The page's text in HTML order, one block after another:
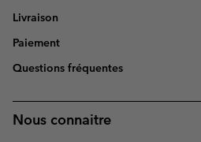
Livraison
Paiement
Questions fréquentes
Nous connaitre